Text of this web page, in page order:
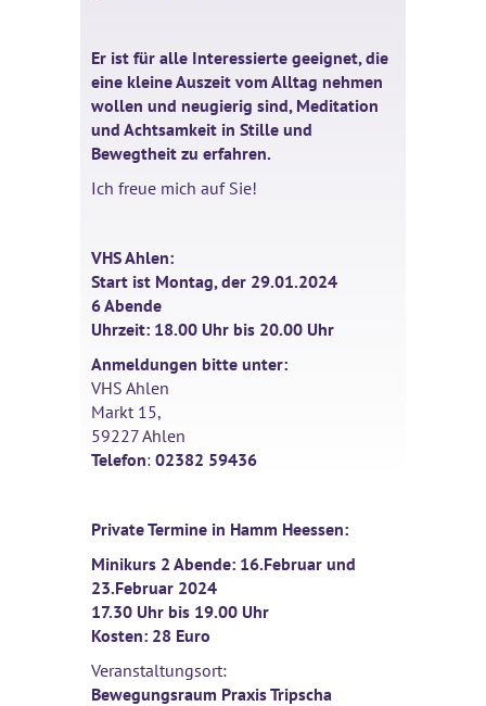
Er ist für alle Interessierte geeignet, die
eine kleine Auszeit vom Alltag nehmen
wollen und neugierig sind, Meditation
und Achtsamkeit in Stille und
Bewegtheit zu erfahren.
Ich freue mich auf Sie!
VHS Ahlen:
Start ist Montag, der 29.01.2024
6 Abende
Uhrzeit: 18.00 Uhr bis 20.00 Uhr
Anmeldungen bitte unter:
VHS Ahlen
Markt 15,
59227 Ahlen
Telefon: 02382 59436
Private Termine in Hamm Heessen:
Minikurs 2 Abende: 16.Februar und
23.Februar 2024
17.30 Uhr bis 19.00 Uhr
Kosten: 28 Euro
Veranstaltungsort:
Bewegungsraum Praxis Tripscha